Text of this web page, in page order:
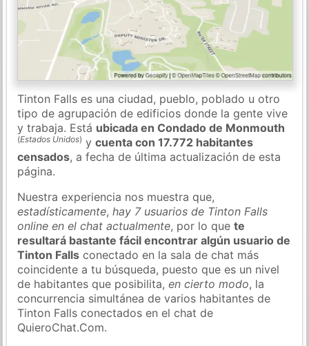
Tinton Falls es una ciudad, pueblo, poblado u otro
tipo de agrupación de edificios donde la gente vive
y trabaja. Está ubicada en Condado de Monmouth
(Estados Unidos) ycuenta con 17.772 habitantes
censados, a fecha de última actualización de esta
página.
Nuestra experiencia nos muestra que,
estadísticamente,hay 7 usuarios de Tinton Falls
online en el chat actualmente, por lo quete
resultará bastante fácil encontrar algún usuario de
Tinton Falls conectado en la sala de chat más
coincidente a tu búsqueda, puesto que es un nivel
de habitantes que posibilita,en cierto modo, la
concurrencia simultánea de varios habitantes de
Tinton Falls conectados en el chat de
QuieroChat.Com.